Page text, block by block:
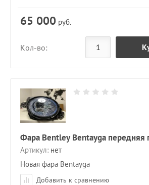
Кол-во:
65 000 руб.
Фара Bentley Bentayga передняя
Артикул: нет
Новая фара Bentayga
Добавить к сравнению